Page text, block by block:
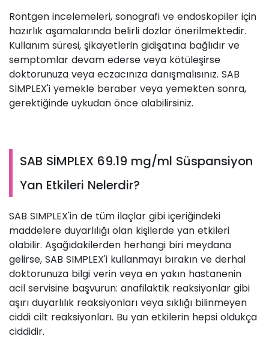
Röntgen incelemeleri, sonografi ve endoskopiler için
hazırlık aşamalarında belirli dozlar önerilmektedir.
Kullanım süresi, şikayetlerin gidişatına bağlıdır ve
semptomlar devam ederse veya kötüleşirse
doktorunuza veya eczacınıza danışmalısınız. SAB
SİMPLEX'i yemekle beraber veya yemekten sonra,
gerektiğinde uykudan önce alabilirsiniz.
SAB SİMPLEX 69.19 mg/ml Süspansiyon
Yan Etkileri Nelerdir?
SAB SIMPLEX'in de tüm ilaçlar gibi içeriğindeki
maddelere duyarlılığı olan kişilerde yan etkileri
olabilir. Aşağıdakilerden herhangi biri meydana
gelirse, SAB SIMPLEX'i kullanmayı bırakın ve derhal
doktorunuza bilgi verin veya en yakın hastanenin
acil servisine başvurun: anafilaktik reaksiyonlar gibi
aşırı duyarlılık reaksiyonları veya sıklığı bilinmeyen
ciddi cilt reaksiyonları. Bu yan etkilerin hepsi oldukça
ciddidir.